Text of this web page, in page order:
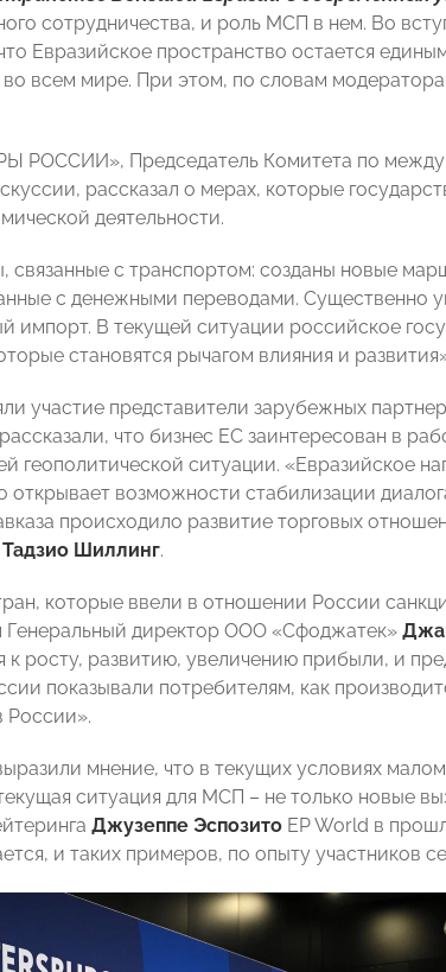
сотрудничества, и роль МСП в нем. Во
Евразийское пространство остается
всем мире. При этом, по словам
РОССИИ», Председатель Комитета по
рассказал о мерах, которые
деятельности.
с транспортом: созданы новые
с денежными переводами. Существенно
импорт. В текущей ситуации российское
становятся рычагом влияния и
участие представители зарубежных
что бизнес ЕС заинтересован в
геополитической ситуации. «Евразийское
открывает возможности стабилизации
происходило развитие торговых
Тадзио Шиллинг.
которые ввели в отношении России
Генеральный директор ООО «Сфоджатек»
к росту, развитию, увеличению прибыли, и
показывали потребителям, как
России».
мнение, что в текущих условиях
ситуация для МСП – не только новые
Джузеппе Эспозито EP World в
и таких примеров, по опыту участников